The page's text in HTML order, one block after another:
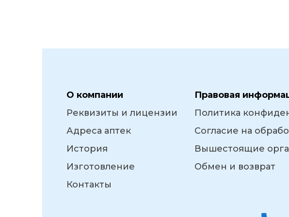
О компании
Реквизиты и лицензии
Адреса аптек
История
Изготовление
Контакты
Правовая
Политика
Согласие на
Вышестоящие
Обмен и возврат